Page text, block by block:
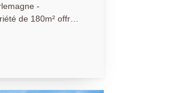
-
de 180m² offrant
- Cuisine
- A l'étage elle
de bains et 2